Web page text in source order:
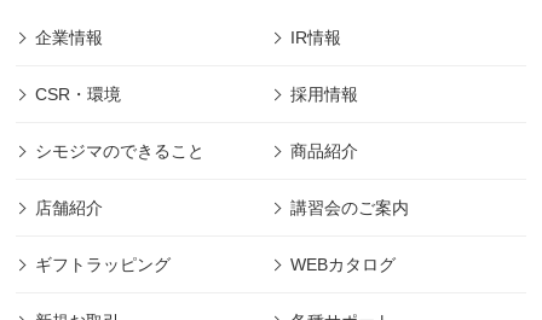
企業情報 IR情報
CSR・環境 採用情報
シモジマのできること 商品紹介
店舗紹介 講習会のご案内
ギフトラッピング WEBカタログ